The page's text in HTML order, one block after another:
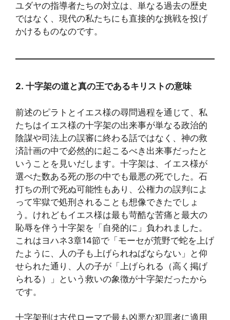
ユダヤの指導者たちの対立は、単なる過去の歴史
ではなく、現代の私たちにも直接的な挑戦を投げ
かけるものなのです。
2. 十字架の道と真の王であるキリストの意味
前述のピラトとイエス様の尋問過程を通じて、私
たちはイエス様の十字架の出来事が単なる政治的
陰謀や司法上の誤審に終わる話ではなく、神の救
済計画の中で必然的に起こるべき出来事だったと
いうことを見いだします。十字架は、イエス様が
選べた数ある死の形の中でも最悪の死でした。石
打ちの刑で死ぬ可能性もあり、公権力の誤判によ
って牢獄で処刑されることも想像できたでしょ
う。けれどもイエス様は最も苛酷な苦痛と最大の
恥辱を伴う十字架を「自発的に」負われました。
これはヨハネ3章14節で「モーセが荒野で蛇を上げ
たように、人の子も上げられねばならない」と仰
せられた通り、人の子が「上げられる（高く掲げ
られる）」という救いの象徴が十字架だったから
です。
十字架刑は古代ローマで最も凶悪な犯罪者に適用